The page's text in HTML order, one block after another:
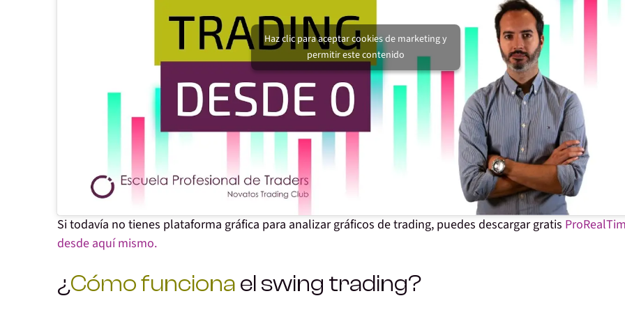
Haz clic para aceptar cookies de marketing y
permitir este contenido
Si todavía no tienes plataforma gráfica para analizar gráficos de trading, puedes descargar gratis
desde aquí mismo.
¿Cómo funciona el swing trading?